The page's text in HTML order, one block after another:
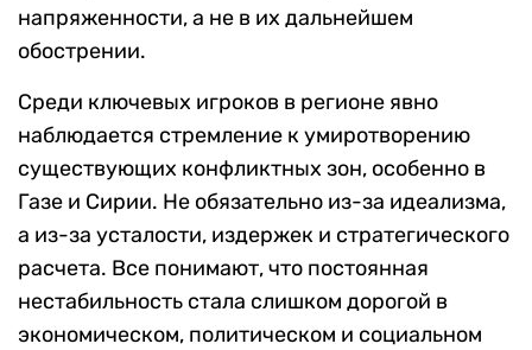
напряженности, а не в их дальнейшем
обострении.
Среди ключевых игроков в регионе явно
наблюдается стремление к умиротворению
существующих конфликтных зон, особенно в
Газе и Сирии. Не обязательно из-за идеализма,
а из-за усталости, издержек и стратегического
расчета. Все понимают, что постоянная
нестабильность стала слишком дорогой в
экономическом, политическом и социальном